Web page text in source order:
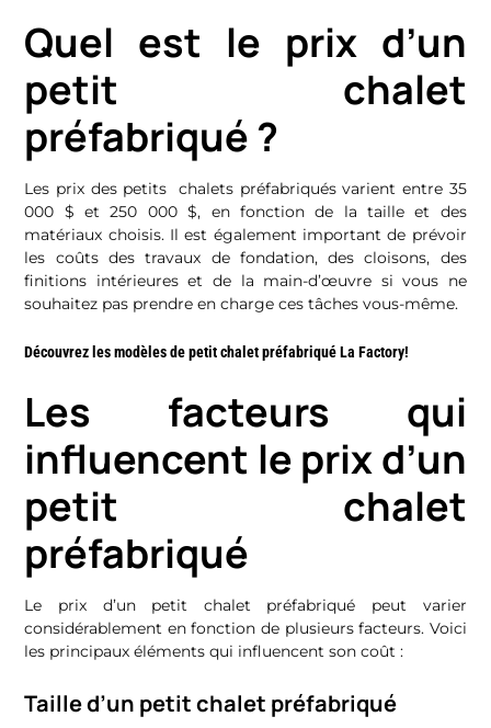
Quel est le prix d’un
petit chalet
préfabriqué ?
Les prix des petits chalets préfabriqués varient entre 35
000 $ et 250 000 $, en fonction de la taille et des
matériaux choisis. Il est également important de prévoir
les coûts des travaux de fondation, des cloisons, des
finitions intérieures et de la main-d’œuvre si vous ne
souhaitez pas prendre en charge ces tâches vous-même.
Découvrez les modèles de petit chalet préfabriqué La Factory!
Les facteurs qui
influencent le prix d’un
petit chalet
préfabriqué
Le prix d’un petit chalet préfabriqué peut varier
considérablement en fonction de plusieurs facteurs. Voici
les principaux éléments qui influencent son coût :
Taille d’un petit chalet préfabriqué